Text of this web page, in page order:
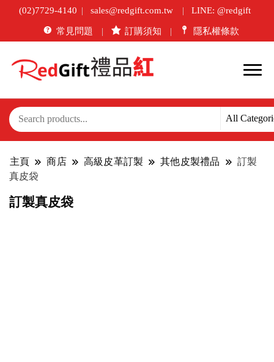
(02)7729-4140 sales@redgift.com.tw LINE: @redgift
常見問題 訂購須知 隱私權條款
主頁 商店 高級皮革訂製 其他皮製禮品
訂製
真皮袋
訂製真皮袋